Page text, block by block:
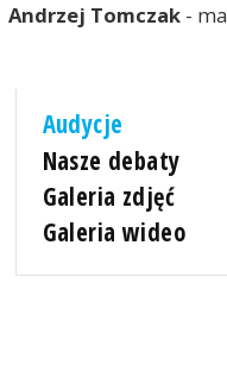
Andrzej Tomczak-
Audycje
Nasze debaty
Galeria zdjęć
Galeria wideo